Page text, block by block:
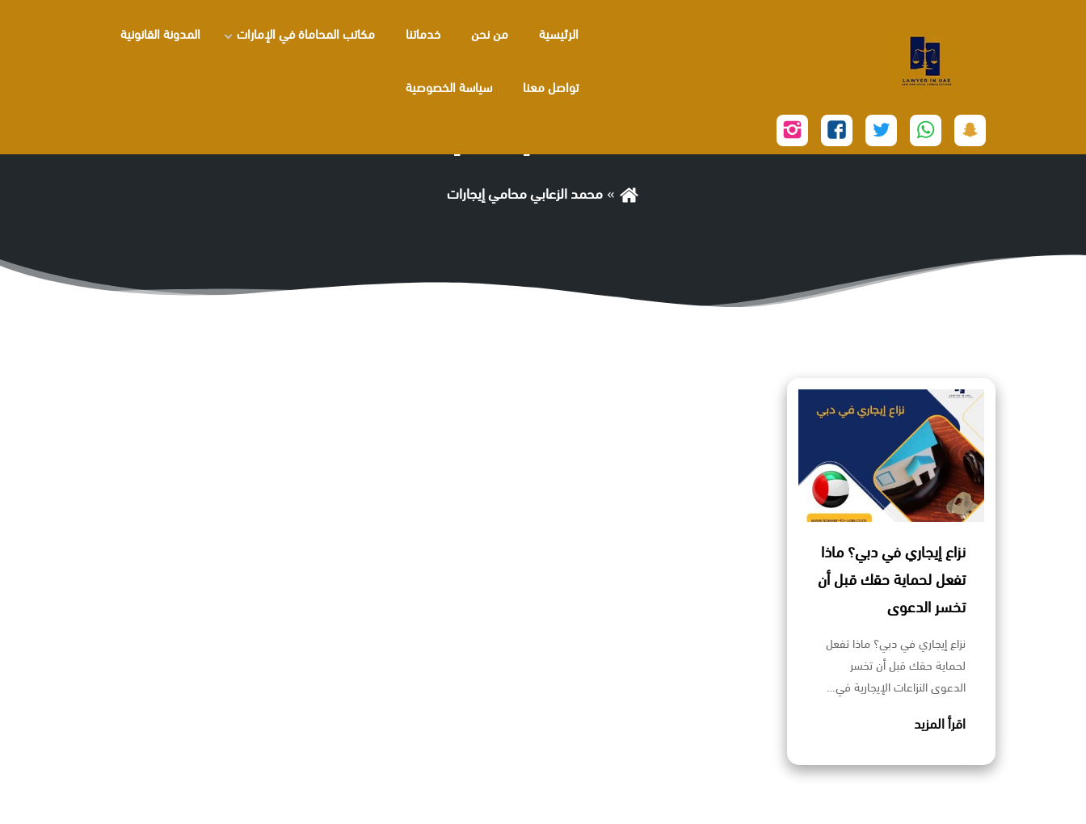
الرئيسية من نحن خدماتنا مكاتب المحاماة في الإمارات المدونة القانونية
تواصل معنا سياسة الخصوصية
تابعنا
على
تابعنا
على
تابعنا
على
تابعنا
على
على
محمد الزعابي محامي إيجارات
نزاع إيجاري في دبي؟ ماذا
تفعل لحماية حقك قبل أن
تخسر الدعوى
نزاع إيجاري في دبي؟ ماذا تفعل
لحماية حقك قبل أن تخسر
الدعوى النزاعات الإيجارية في…
اقرأ المزيد